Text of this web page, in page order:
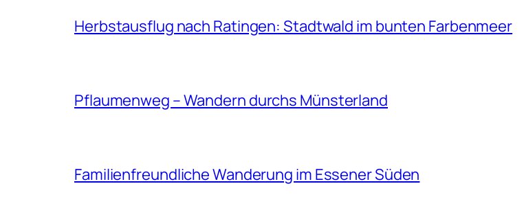
Herbstausflug nach Ratingen: Stadtwald im bunten Farbenmeer
Pflaumenweg – Wandern durchs Münsterland
Familienfreundliche Wanderung im Essener Süden